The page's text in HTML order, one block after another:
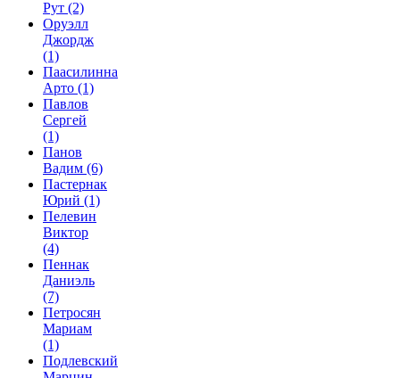
Рут (2)
Оруэлл
Джордж
(1)
Паасилинна
Арто (1)
Павлов
Сергей
(1)
Панов
Вадим (6)
Пастернак
Юрий (1)
Пелевин
Виктор
(4)
Пеннак
Даниэль
(7)
Петросян
Мариам
(1)
Подлевский